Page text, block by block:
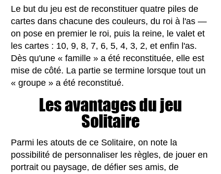
Le but du jeu est de reconstituer quatre piles de
cartes dans chacune des couleurs, du roi à l'as —
on pose en premier le roi, puis la reine, le valet et
les cartes : 10, 9, 8, 7, 6, 5, 4, 3, 2, et enfin l'as.
Dès qu'une « famille » a été reconstituée, elle est
mise de côté. La partie se termine lorsque tout un
« groupe » a été reconstitué.
Les avantages du jeu
Solitaire
Parmi les atouts de ce Solitaire, on note la
possibilité de personnaliser les règles, de jouer en
portrait ou paysage, de défier ses amis, de